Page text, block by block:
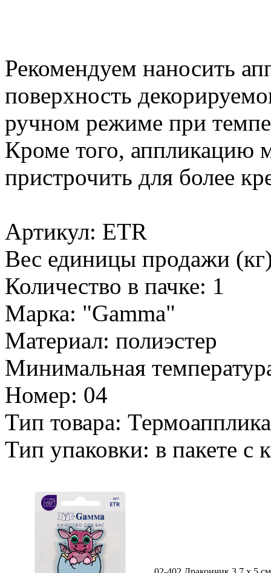
Рекомендуем наносить
поверхность
ручном режиме при
Кроме того, аппликацию
пристрочить для более
Артикул: ETR
Вес единицы продажи
Количество в пачке: 1
Марка: "Gamma"
Материал: полиэстер
Минимальная
Номер: 04
Тип товара:
Тип упаковки: в пакете с